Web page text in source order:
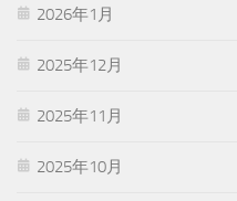
2026年1月
2025年12月
2025年11月
2025年10月